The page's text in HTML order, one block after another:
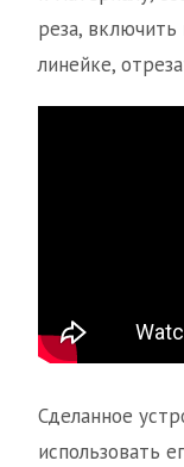
реза,
линейке,
Сделанное
использовать